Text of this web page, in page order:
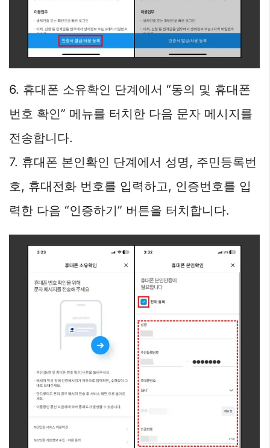
6. 휴대폰 소유확인 단계에서 “동의 및 휴대폰
번호 확인” 메뉴를 터치한 다음 문자 메시지를
전송합니다.
7. 휴대폰 본인확인 단계에서 성명, 주민등록번
호, 휴대전화 번호를 입력하고, 인증번호를 입
력한 다음 “인증하기” 버튼을 터치합니다.